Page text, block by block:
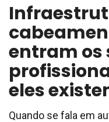
entram os
eles
Quando se fala em